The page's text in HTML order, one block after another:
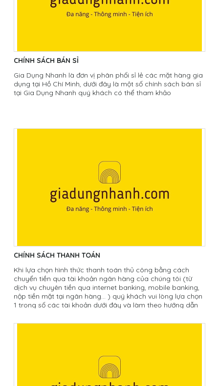
CHÍNH SÁCH BÁN SỈ
Gia Dụng Nhanh là đơn vị phân phối sỉ lẻ các mặt hàng gia
dụng tại Hồ Chí Minh, dưới đây là một số chính sách bán sỉ
tại Gia Dụng Nhanh quý khách có thể tham khảo
CHÍNH SÁCH THANH TOÁN
Khi lựa chọn hình thức thanh toán thủ công bằng cách
chuyển tiền qua tài khoản ngân hàng của chúng tôi (từ
dịch vụ chuyên tiền qua internet banking, mobile banking,
nộp tiền mặt tại ngân hàng… ) quý khách vui lòng lựa chọn
1 trong số các tài khoản dưới đây và làm theo hướng dẫn